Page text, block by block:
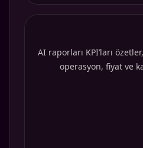
AI raporları KPI’ları
operasyon, fiyat ve